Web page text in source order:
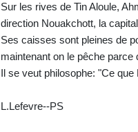
Sur les rives de Tin Aloule,
direction Nouakchott, la
Ses caisses sont pleines de
maintenant on le pêche
Il se veut philosophe: "Ce
L.Lefevre--PS